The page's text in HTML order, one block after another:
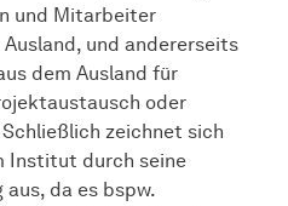
und Mitarbeiter
und andererseits
dem Ausland für
oder
zeichnet sich
Institut durch seine
da es bspw.